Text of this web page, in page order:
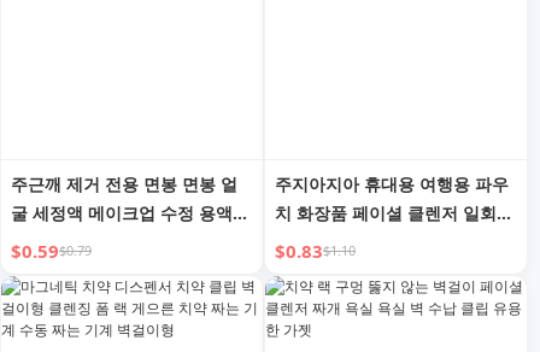
주근깨 제거 전용 면봉 면봉 얼
굴 세정액 메이크업 수정 용액
귀 청소 의료용 멸균 주머니 세
척
$0.59$0.79
주지아지아 휴대용 여행용 파우
치 화장품 페이셜 클렌저 일회용
스킨케어 액체 세트 여행 수납
병
$0.83$1.10